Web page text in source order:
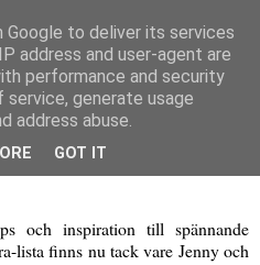
och inspiration till spännande
lista finns nu tack vare Jenny och
to deliver its services
address and user-agent are
performance and security
generate usage
address abuse.
GOT IT